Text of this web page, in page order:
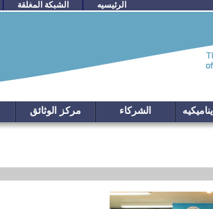
الشبكة المغلقة الرئيسيه
مركز الوثائق الشركاء